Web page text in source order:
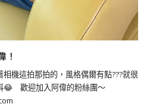
！
機這拍那拍的，風格偶爾有點???就很
😂 歡迎加入阿偉的粉絲團～